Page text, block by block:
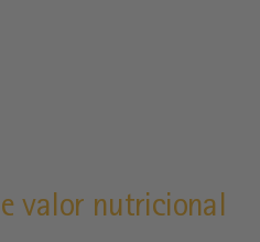
valor nutricional